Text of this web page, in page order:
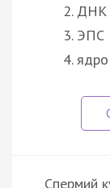
ДНК
ЭПС
ядро
Спермий